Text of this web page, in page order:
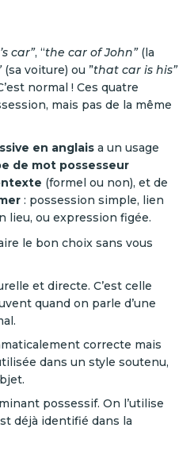
car”, “the car of John” (la
(sa voiture) ou ”that car is his”
normal ! Ces quatre
mais pas de la même
en anglais a un usage
de mot possesseur
(formel ou non), et de
: possession simple, lien
lieu, ou expression figée.
le bon choix sans vous
et directe. C’est celle
quand on parle d’une
correcte mais
dans un style soutenu,
possessif. On l’utilise
déjà identifié dans la